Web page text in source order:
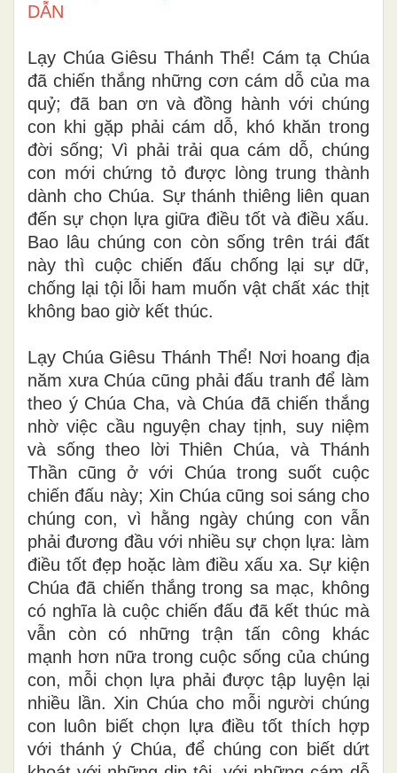
DẪN
Lạy Chúa Giêsu Thánh Thể! Cám tạ Chúa
đã chiến thắng những cơn cám dỗ của ma
quỷ; đã ban ơn và đồng hành với chúng
con khi gặp phải cám dỗ, khó khăn trong
đời sống; Vì phải trải qua cám dỗ, chúng
con mới chứng tỏ được lòng trung thành
dành cho Chúa. Sự thánh thiêng liên quan
đến sự chọn lựa giữa điều tốt và điều xấu.
Bao lâu chúng con còn sống trên trái đất
này thì cuộc chiến đấu chống lại sự dữ,
chống lại tội lỗi ham muốn vật chất xác thịt
không bao giờ kết thúc.
Lạy Chúa Giêsu Thánh Thể! Nơi hoang địa
năm xưa Chúa cũng phải đấu tranh để làm
theo ý Chúa Cha, và Chúa đã chiến thắng
nhờ việc cầu nguyện chay tịnh, suy niệm
và sống theo lời Thiên Chúa, và Thánh
Thần cũng ở với Chúa trong suốt cuộc
chiến đấu này; Xin Chúa cũng soi sáng cho
chúng con, vì hằng ngày chúng con vẫn
phải đương đầu với nhiều sự chọn lựa: làm
điều tốt đẹp hoặc làm điều xấu xa. Sự kiện
Chúa đã chiến thắng trong sa mạc, không
có nghĩa là cuộc chiến đấu đã kết thúc mà
vẫn còn có những trận tấn công khác
mạnh hơn nữa trong cuộc sống của chúng
con, mỗi chọn lựa phải được tập luyện lại
nhiều lần. Xin Chúa cho mỗi người chúng
con luôn biết chọn lựa điều tốt thích hợp
với thánh ý Chúa, để chúng con biết dứt